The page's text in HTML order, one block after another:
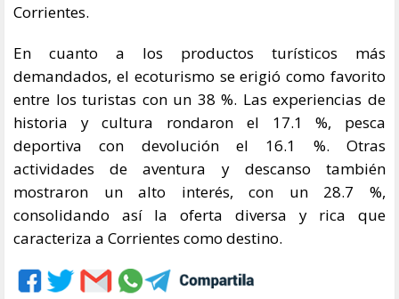
Corrientes.
En cuanto a los productos turísticos más
demandados, el ecoturismo se erigió como favorito
entre los turistas con un 38 %. Las experiencias de
historia y cultura rondaron el 17.1 %, pesca
deportiva con devolución el 16.1 %. Otras
actividades de aventura y descanso también
mostraron un alto interés, con un 28.7 %,
consolidando así la oferta diversa y rica que
caracteriza a Corrientes como destino.